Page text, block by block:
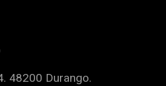
48200 Durango.